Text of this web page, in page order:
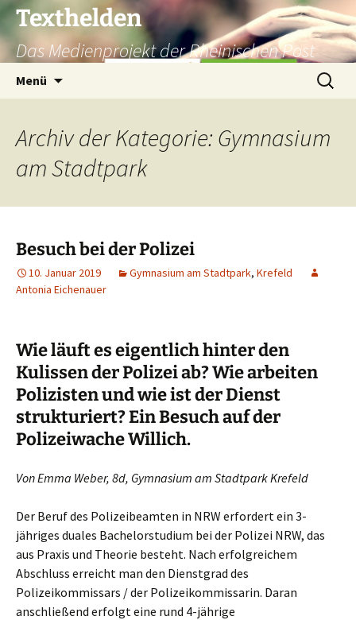
Texthelden
Das Medienprojekt der Rheinischen Post
Menü
Suchen
nach:
Archiv der Kategorie: Gymnasium
am Stadtpark
Besuch bei der Polizei
10. Januar 2019 Gymnasium am Stadtpark, Krefeld
Antonia Eichenauer
Wie läuft es eigentlich hinter den
Kulissen der Polizei ab? Wie arbeiten
Polizisten und wie ist der Dienst
strukturiert? Ein Besuch auf der
Polizeiwache Willich.
Von Emma Weber, 8d, Gymnasium am Stadtpark Krefeld
Der Beruf des Polizeibeamten in NRW erfordert ein 3-
jähriges duales Bachelorstudium bei der Polizei NRW, das
aus Praxis und Theorie besteht. Nach erfolgreichem
Abschluss erreicht man den Dienstgrad des
Polizeikommissars / der Polizeikommissarin. Daran
anschließend erfolgt eine rund 4-jährige